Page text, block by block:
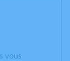
vous